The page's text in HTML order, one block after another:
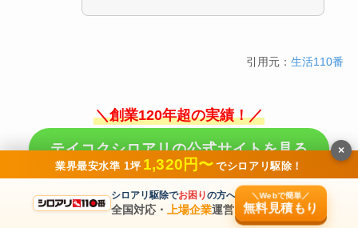
引用元：生活110番
＼創業120年超の実績！／
テイコクシロアリの公式サイトを見る
※公式サイトに飛びます
業界最安水準 1坪 1,320円〜 でシロアリ駆除！
シロアリ駆除でお困りの方へ
全国対応・ 上場企業運営
＼Webで簡単／
無料見積もり
×